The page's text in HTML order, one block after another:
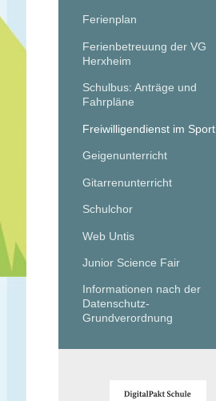
Ferienplan
Ferienbetreuung der VG
Herxheim
Schulbus: Anträge und
Fahrpläne
Freiwilligendienst im Sport
Geigenunterricht
Gitarrenunterricht
Schulchor
Web Untis
Junior Science Fair
Informationen nach der
Datenschutz-
Grundverordnung